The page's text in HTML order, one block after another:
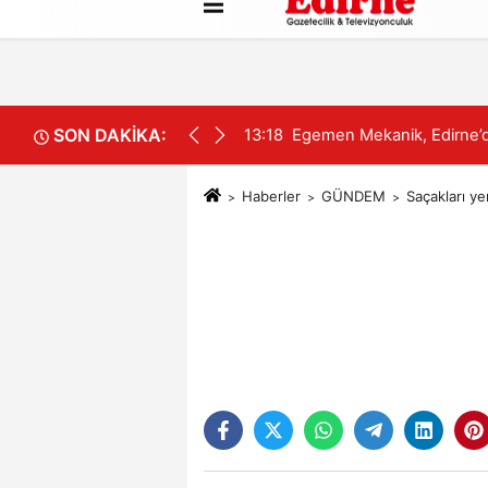
İletişim Çerez Politikası
SON DAKİKA:
Genişletiyor 13:01 “Param Yok” Dedi,
Haberler GÜNDEM Saçakları